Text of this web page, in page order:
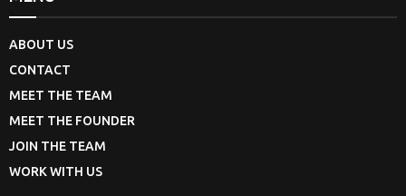
ABOUT US
CONTACT
MEET THE TEAM
MEET THE FOUNDER
JOIN THE TEAM
WORK WITH US